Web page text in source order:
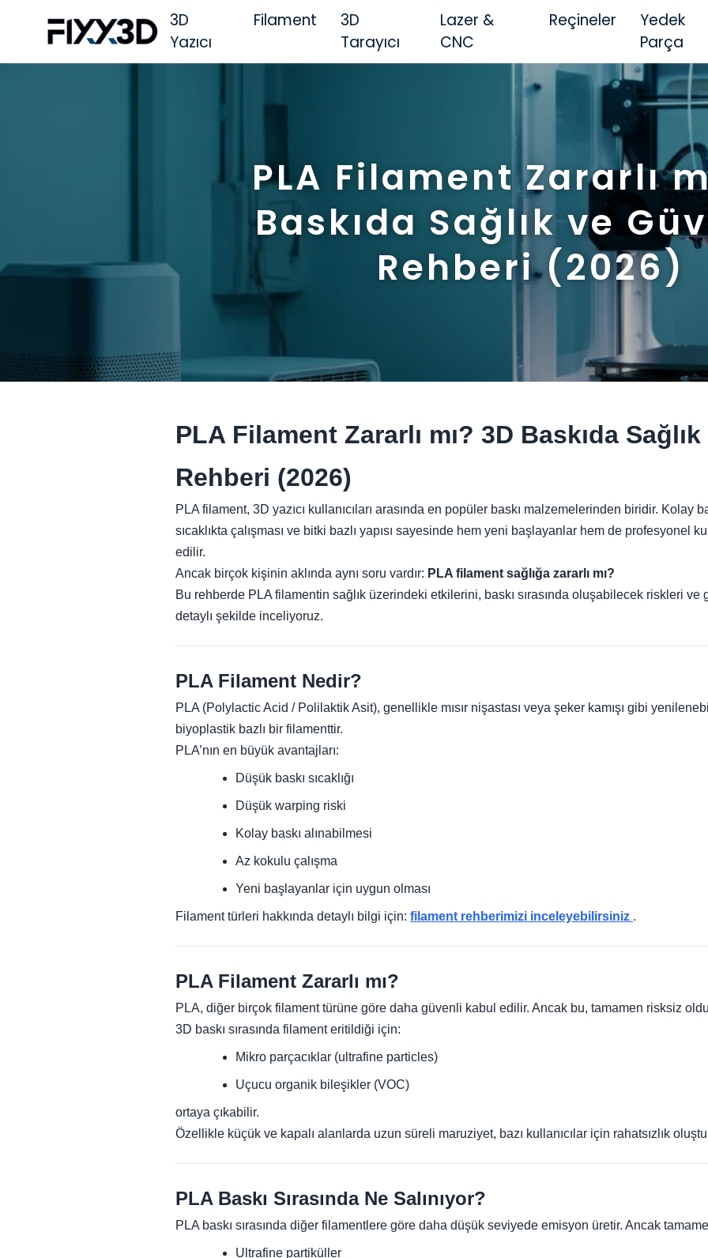
3D
Yazıcı
Filament
3D
Tarayıcı
Lazer &
CNC
Reçineler
Yedek
Parça
PLA Filament Zararlı
Baskıda Sağlık ve
Rehberi (2026)
PLA Filament Zararlı mı? 3D Baskıda
Rehberi (2026)
PLA filament, 3D yazıcı kullanıcıları arasında en popüler baskı malzemelerinden biridir. Kolay
sıcaklıkta çalışması ve bitki bazlı yapısı sayesinde hem yeni başlayanlar hem de profesyonel
edilir.
Ancak birçok kişinin aklında aynı soru vardır: PLA filament sağlığa zararlı mı?
Bu rehberde PLA filamentin sağlık üzerindeki etkilerini, baskı sırasında oluşabilecek riskleri ve
detaylı şekilde inceliyoruz.
PLA Filament Nedir?
PLA (Polylactic Acid / Polilaktik Asit), genellikle mısır nişastası veya şeker kamışı gibi
biyoplastik bazlı bir filamenttir.
PLA’nın en büyük avantajları:
Düşük baskı sıcaklığı
Düşük warping riski
Kolay baskı alınabilmesi
Az kokulu çalışma
Yeni başlayanlar için uygun olması
Filament türleri hakkında detaylı bilgi için: filament rehberimizi inceleyebilirsiniz .
PLA Filament Zararlı mı?
PLA, diğer birçok filament türüne göre daha güvenli kabul edilir. Ancak bu, tamamen risksiz
3D baskı sırasında filament eritildiği için:
Mikro parçacıklar (ultrafine particles)
Uçucu organik bileşikler (VOC)
ortaya çıkabilir.
Özellikle küçük ve kapalı alanlarda uzun süreli maruziyet, bazı kullanıcılar için rahatsızlık
PLA Baskı Sırasında Ne Salınıyor?
PLA baskı sırasında diğer filamentlere göre daha düşük seviyede emisyon üretir. Ancak
Ultrafine partiküller